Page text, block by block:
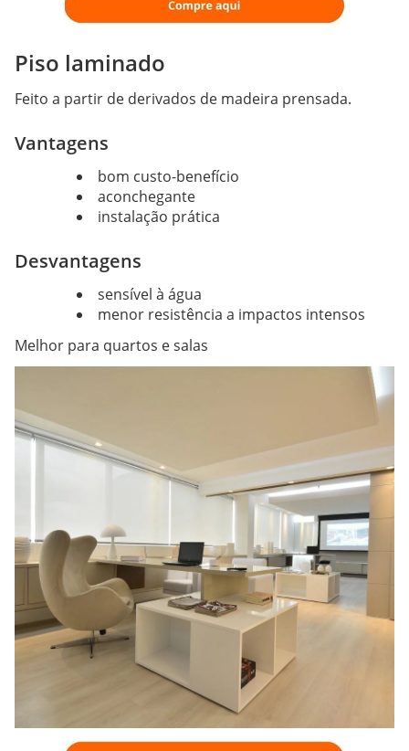
Piso laminado
Feito a partir de derivados de madeira prensada.
Vantagens
bom custo-benefício
aconchegante
instalação prática
Desvantagens
sensível à água
menor resistência a impactos intensos
Melhor para quartos e salas